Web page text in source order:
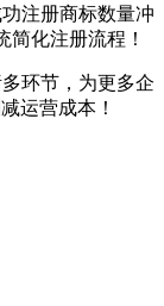
注册商标数量冲
化注册流程！
环节，为更多企
运营成本！